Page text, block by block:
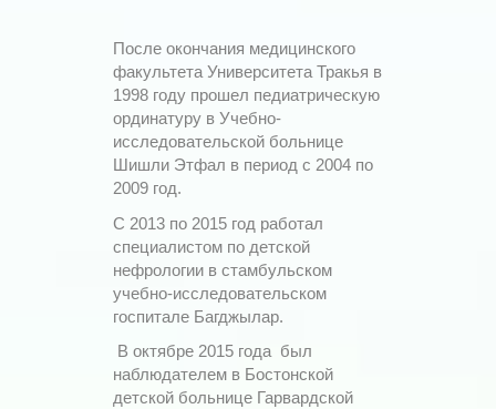
После окончания медицинского
факультета Университета Тракья в
1998 году прошел педиатрическую
ординатуру в Учебно-
исследовательской больнице
Шишли Этфал в период с 2004 по
2009 год.
С 2013 по 2015 год работал
специалистом по детской
нефрологии в стамбульском
учебно-исследовательском
госпитале Багджылар.
В октябре 2015 года был
наблюдателем в Бостонской
детской больнице Гарвардской